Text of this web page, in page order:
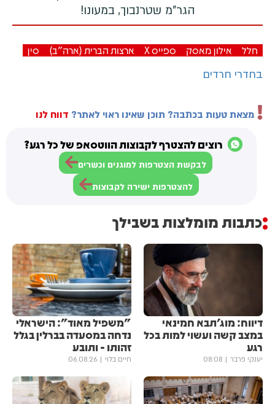
הגר"מ שטרנבוך, במעונו!
חלל אילון מאסק ספייס X ארצות הברית (ארה"ב) סין
בחדרי חרדים
מצאת טעות בכתבה? תוכן שאינו ראוי לאתר? דווח לנו
רוצים להצטרף לקבוצות הווטסאפ של כל רגע?
לבקשת הצטרפות למוגנים וכשרים
להצטרפות ישירה לקבוצות
כתבות מומלצות בשבילך
דיווח: מוג'תבא חמינאי
במצב קשה ועשוי למות בכל
רגע
יענקי פרבר 08:08
"משפיל מאוד": הישראלי
נדחה במסעדה בברלין בגלל
זהותו - ותובע
חיים בלוי 06.08.26